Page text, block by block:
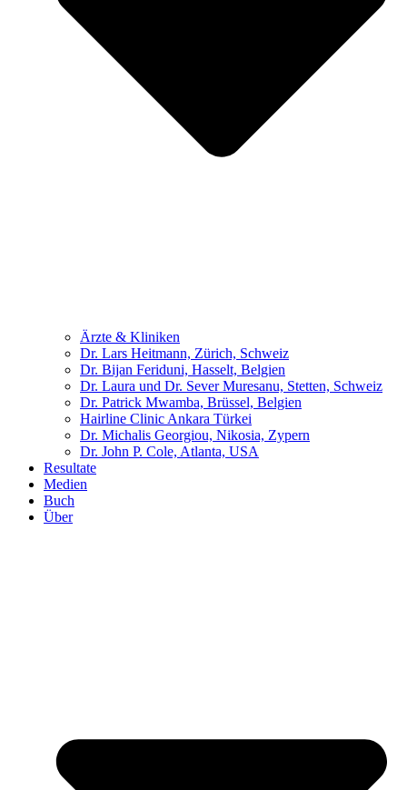
Ärzte & Kliniken
Dr. Lars Heitmann, Zürich, Schweiz
Dr. Bijan Feriduni, Hasselt, Belgien
Dr. Laura und Dr. Sever Muresanu, Stetten, Schweiz
Dr. Patrick Mwamba, Brüssel, Belgien
Hairline Clinic Ankara Türkei
Dr. Michalis Georgiou, Nikosia, Zypern
Dr. John P. Cole, Atlanta, USA
Resultate
Medien
Buch
Über